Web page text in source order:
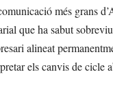
més grans
que ha sabut
alineat
els canvis de cicle